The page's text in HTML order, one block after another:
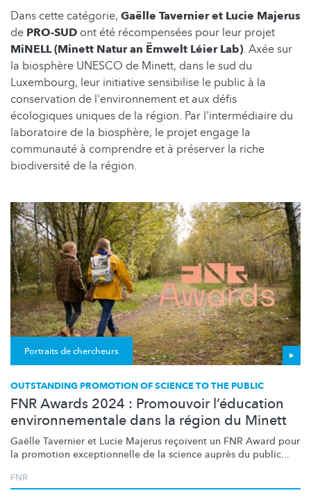
Dans cette catégorie, Gaëlle Tavernier et Lucie Majerus
de PRO-SUD ont été récompensées pour leur projet
MiNELL (Minett Natur an Ëmwelt Léier Lab). Axée sur
la biosphère UNESCO de Minett, dans le sud du
Luxembourg, leur initiative sensibilise le public à la
conservation de l'environnement et aux défis
écologiques uniques de la région. Par l'intermédiaire du
laboratoire de la biosphère, le projet engage la
communauté à comprendre et à préserver la riche
biodiversité de la région.
Portraits de chercheurs
OUTSTANDING PROMOTION OF SCIENCE TO THE PUBLIC
FNR Awards 2024 : Promouvoir l’éducation
environnementale dans la région du Minett
Gaëlle Tavernier et Lucie Majerus reçoivent un FNR Award pour
la promotion exceptionnelle de la science auprès du public...
FNR